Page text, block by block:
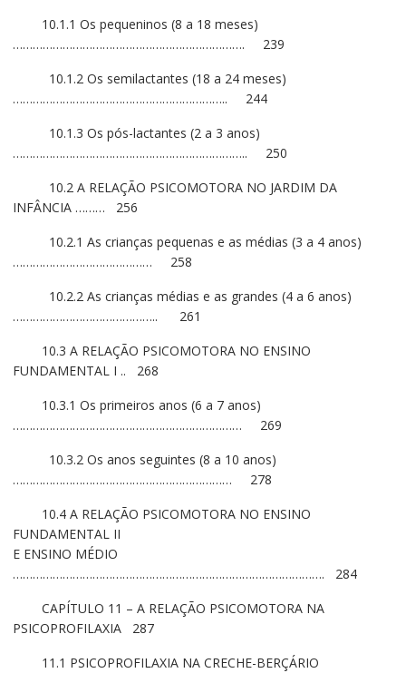
10.1.1 Os pequeninos (8 a 18 meses)
……………………………………………………………. 239
10.1.2 Os semilactantes (18 a 24 meses)
……………………………………………………….. 244
10.1.3 Os pós-lactantes (2 a 3 anos)
…………………………………………………………….. 250
10.2 A RELAÇÃO PSICOMOTORA NO JARDIM DA
INFÂNCIA ……… 256
10.2.1 As crianças pequenas e as médias (3 a 4 anos)
…………………………………… 258
10.2.2 As crianças médias e as grandes (4 a 6 anos)
…………………………………….. 261
10.3 A RELAÇÃO PSICOMOTORA NO ENSINO
FUNDAMENTAL I .. 268
10.3.1 Os primeiros anos (6 a 7 anos)
…………………………………………………………… 269
10.3.2 Os anos seguintes (8 a 10 anos)
………………………………………………………… 278
10.4 A RELAÇÃO PSICOMOTORA NO ENSINO
FUNDAMENTAL II
E ENSINO MÉDIO
…………………………………………………………………………………. 284
CAPÍTULO 11 – A RELAÇÃO PSICOMOTORA NA
PSICOPROFILAXIA 287
11.1 PSICOPROFILAXIA NA CRECHE-BERÇÁRIO